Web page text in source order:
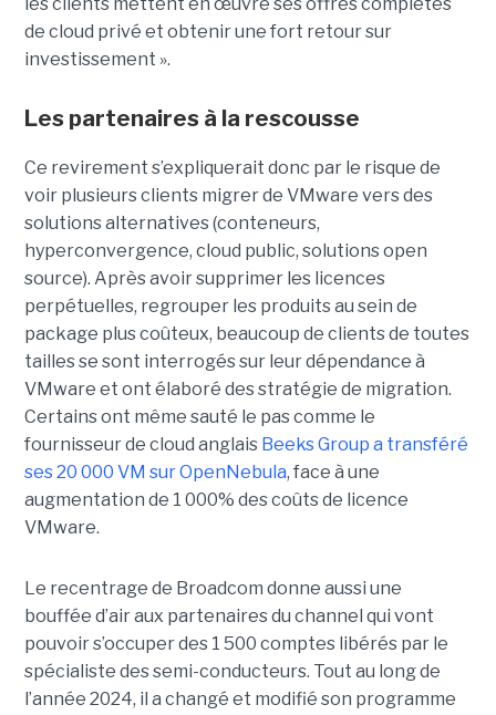
les clients mettent en œuvre ses offres complètes
de cloud privé et obtenir une fort retour sur
investissement ».
Les partenaires à la rescousse
Ce revirement s’expliquerait donc par le risque de
voir plusieurs clients migrer de VMware vers des
solutions alternatives (conteneurs,
hyperconvergence, cloud public, solutions open
source). Après avoir supprimer les licences
perpétuelles, regrouper les produits au sein de
package plus coûteux, beaucoup de clients de toutes
tailles se sont interrogés sur leur dépendance à
VMware et ont élaboré des stratégie de migration.
Certains ont même sauté le pas comme le
fournisseur de cloud anglais Beeks Group a transféré
ses 20 000 VM sur OpenNebula, face à une
augmentation de 1 000% des coûts de licence
VMware.
Le recentrage de Broadcom donne aussi une
bouffée d’air aux partenaires du channel qui vont
pouvoir s’occuper des 1 500 comptes libérés par le
spécialiste des semi-conducteurs. Tout au long de
l’année 2024, il a changé et modifié son programme